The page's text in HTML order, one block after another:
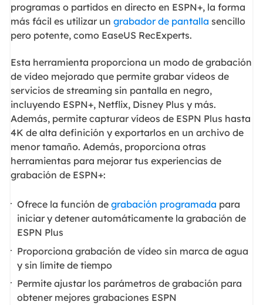
programas o partidos en directo en ESPN+, la forma
más fácil es utilizar un grabador de pantalla sencillo
pero potente, como EaseUS RecExperts.
Esta herramienta proporciona un modo de grabación
de vídeo mejorado que permite grabar vídeos de
servicios de streaming sin pantalla en negro,
incluyendo ESPN+, Netflix, Disney Plus y más.
Además, permite capturar vídeos de ESPN Plus hasta
4K de alta definición y exportarlos en un archivo de
menor tamaño. Además, proporciona otras
herramientas para mejorar tus experiencias de
grabación de ESPN+:
Ofrece la función degrabación programada para
iniciar y detener automáticamente la grabación de
ESPN Plus
Proporciona grabación de vídeo sin marca de agua
y sin límite de tiempo
Permite ajustar los parámetros de grabación para
obtener mejores grabaciones ESPN